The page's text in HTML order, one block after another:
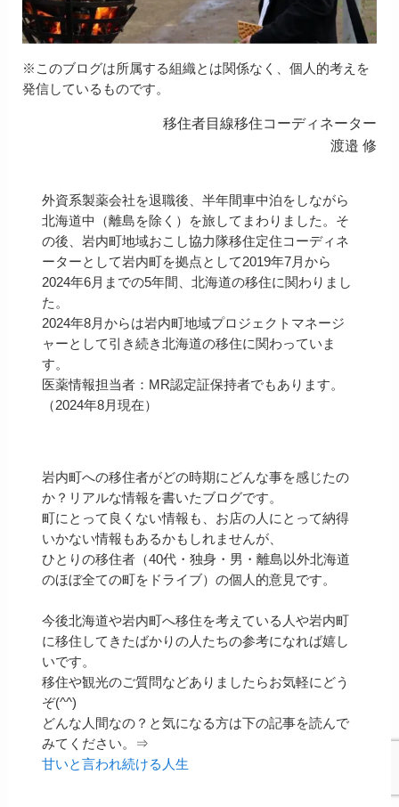
※このブログは所属する組織とは関係なく、個人的考えを
発信しているものです。
移住者目線移住コーディネーター
渡邉 修
外資系製薬会社を退職後、半年間車中泊をしながら
北海道中（離島を除く）を旅してまわりました。そ
の後、岩内町地域おこし協力隊移住定住コーディネ
ーターとして岩内町を拠点として2019年7月から
2024年6月までの5年間、北海道の移住に関わりまし
た。
2024年8月からは岩内町地域プロジェクトマネージ
ャーとして引き続き北海道の移住に関わっていま
す。
医薬情報担当者：MR認定証保持者でもあります。
（2024年8月現在）
岩内町への移住者がどの時期にどんな事を感じたの
か？リアルな情報を書いたブログです。
町にとって良くない情報も、お店の人にとって納得
いかない情報もあるかもしれませんが、
ひとりの移住者（40代・独身・男・離島以外北海道
のほぼ全ての町をドライブ）の個人的意見です。
今後北海道や岩内町へ移住を考えている人や岩内町
に移住してきたばかりの人たちの参考になれば嬉し
いです。
移住や観光のご質問などありましたらお気軽にどう
ぞ(^^)
どんな人間なの？と気になる方は下の記事を読んで
みてください。⇒
甘いと言われ続ける人生